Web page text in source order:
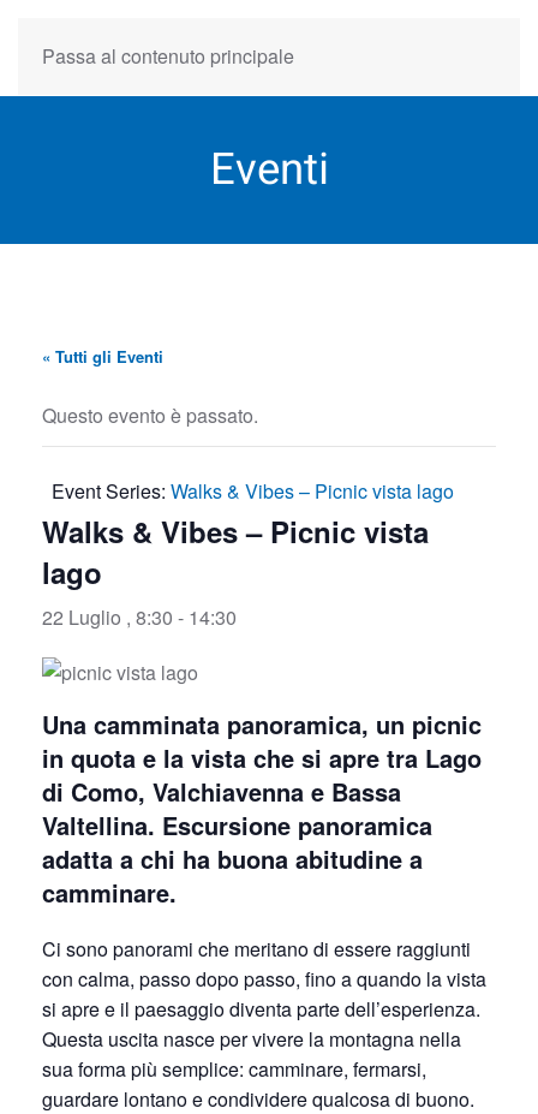
Passa al contenuto principale
Eventi
« Tutti gli Eventi
Questo evento è passato.
Event Series: Walks & Vibes – Picnic vista lago
Walks & Vibes – Picnic vista
lago
22 Luglio , 8:30 - 14:30
Una camminata panoramica, un picnic
in quota e la vista che si apre tra Lago
di Como, Valchiavenna e Bassa
Valtellina. Escursione panoramica
adatta a chi ha buona abitudine a
camminare.
Ci sono panorami che meritano di essere raggiunti
con calma, passo dopo passo, fino a quando la vista
si apre e il paesaggio diventa parte dell’esperienza.
Questa uscita nasce per vivere la montagna nella
sua forma più semplice: camminare, fermarsi,
guardare lontano e condividere qualcosa di buono.